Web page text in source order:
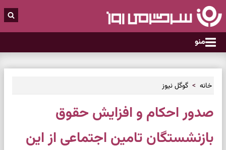
منو
خانه گوگل نیوز
صدور احکام و افزایش حقوق
بازنشستگان تامین اجتماعی از این